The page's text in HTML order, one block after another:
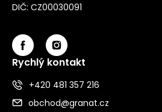
DIČ: CZ00030091
Rychlý kontakt
+420 481 357 216
obchod@granat.cz